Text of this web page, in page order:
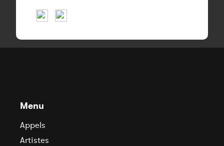
Menu
Appels
Artistes